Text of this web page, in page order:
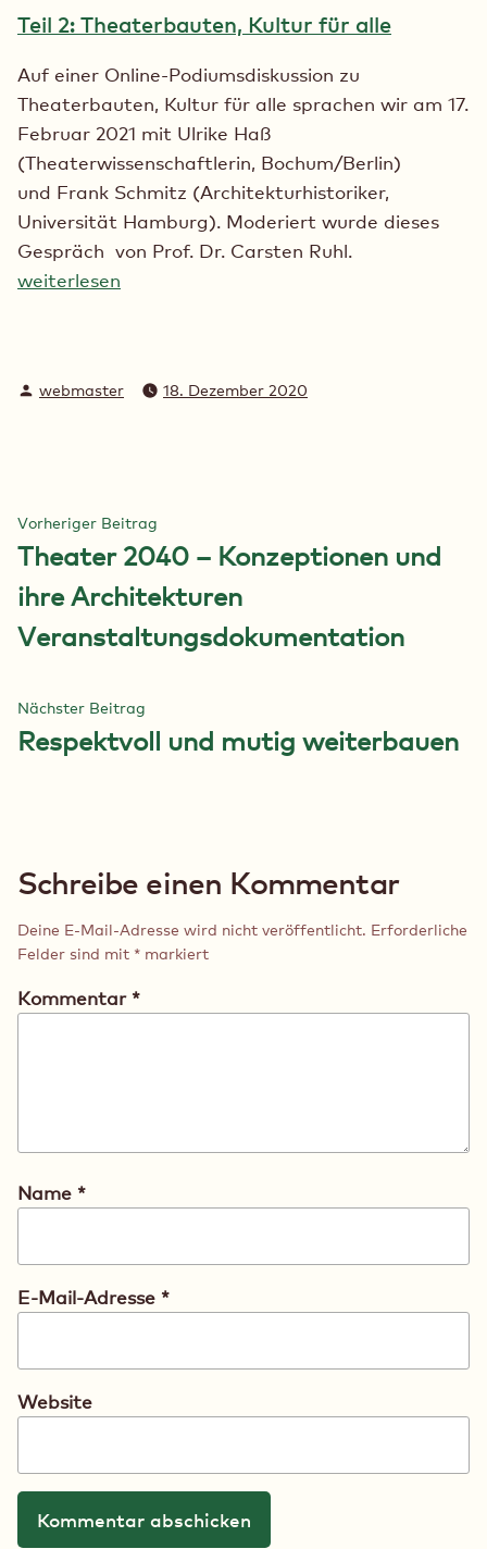
Teil 2: Theaterbauten, Kultur für alle
Auf einer Online-Podiumsdiskussion zu
Theaterbauten, Kultur für alle sprachen wir am 17.
Februar 2021 mit Ulrike Haß
(Theaterwissenschaftlerin, Bochum/Berlin)
und Frank Schmitz (Architekturhistoriker,
Universität Hamburg). Moderiert wurde dieses
Gespräch von Prof. Dr. Carsten Ruhl.
weiterlesen
Verfasst
webmaster 18. Dezember 2020
Beitragsnavigation
Vorheriger Beitrag
Beitrag:
Theater 2040 – Konzeptionen und
ihre Architekturen
Veranstaltungsdokumentation
Nächster Beitrag
Beitrag:
Respektvoll und mutig weiterbauen
Schreibe einen Kommentar
Deine E-Mail-Adresse wird nicht veröffentlicht. Erforderliche
Felder sind mit * markiert
Kommentar *
Name *
E-Mail-Adresse *
Website